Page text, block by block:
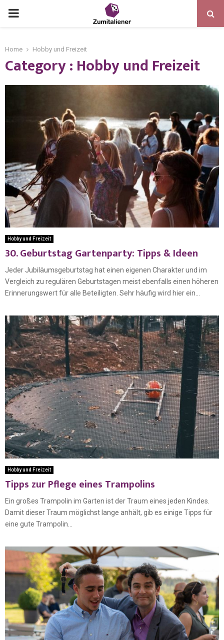
Home Hobby und Freizeit
Category : Hobby und Freizeit
Hobby und Freizeit
30. Geburtstag Gartenparty: Tipps & Ideen
Jeder Jubiläumsgeburtstag hat einen eigenen Charakter und im
Vergleich zu regulären Geburtstagen meist ebenfalls einen höheren
Erinnerungswert für alle Beteiligten. Sehr häufig wird hier ein...
Hobby und Freizeit
Tipps zur Pflege eines Trampolins
Ein großes Trampolin im Garten ist der Traum eines jeden Kindes.
Damit dieser Traum möglichst lange anhält, gib es einige Tipps für
eine gute Trampolin...